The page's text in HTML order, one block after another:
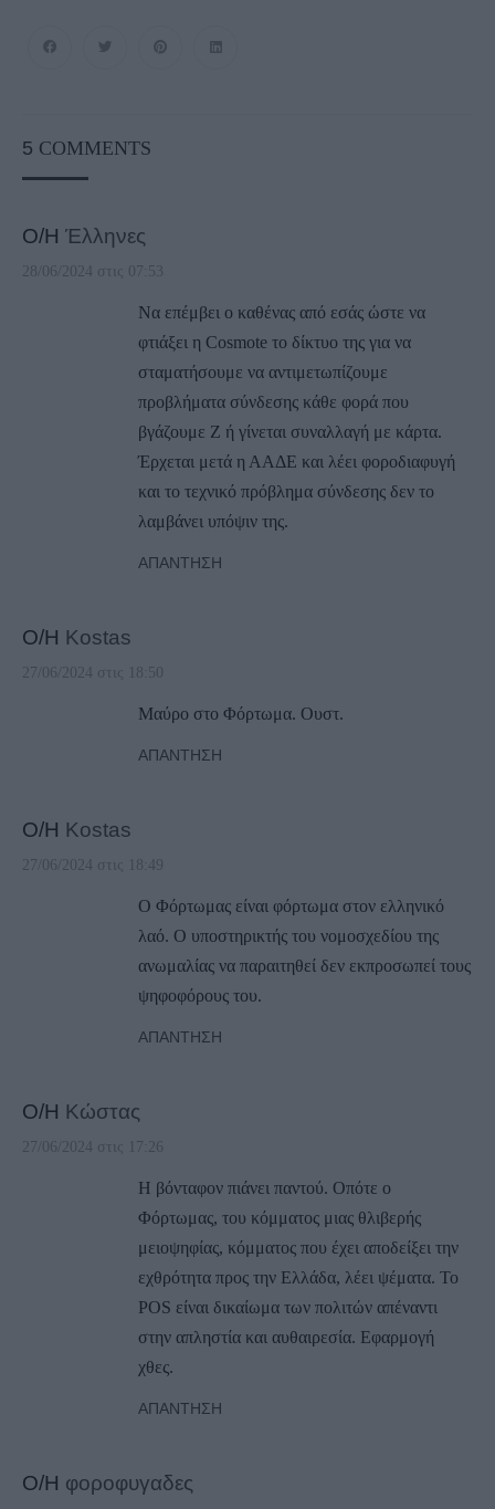
5 COMMENTS
Ο/Η Έλληνες
28/06/2024 στις 07:53
Να επέμβει ο καθένας από εσάς ώστε να
φτιάξει η Cosmote το δίκτυο της για να
σταματήσουμε να αντιμετωπίζουμε
προβλήματα σύνδεσης κάθε φορά που
βγάζουμε Ζ ή γίνεται συναλλαγή με κάρτα.
Έρχεται μετά η ΑΑΔΕ και λέει φοροδιαφυγή
και το τεχνικό πρόβλημα σύνδεσης δεν το
λαμβάνει υπόψιν της.
ΑΠΆΝΤΗΣΗ
Ο/Η Kostas
27/06/2024 στις 18:50
Μαύρο στο Φόρτωμα. Ουστ.
ΑΠΆΝΤΗΣΗ
Ο/Η Kostas
27/06/2024 στις 18:49
Ο Φόρτωμας είναι φόρτωμα στον ελληνικό
λαό. Ο υποστηρικτής του νομοσχεδίου της
ανωμαλίας να παραιτηθεί δεν εκπροσωπεί τους
ψηφοφόρους του.
ΑΠΆΝΤΗΣΗ
Ο/Η Κώστας
27/06/2024 στις 17:26
H βόνταφον πιάνει παντού. Οπότε ο
Φόρτωμας, του κόμματος μιας θλιβερής
μειοψηφίας, κόμματος που έχει αποδείξει την
εχθρότητα προς την Ελλάδα, λέει ψέματα. Το
POS είναι δικαίωμα των πολιτών απέναντι
στην απληστία και αυθαιρεσία. Εφαρμογή
χθες.
ΑΠΆΝΤΗΣΗ
Ο/Η φοροφυγαδες